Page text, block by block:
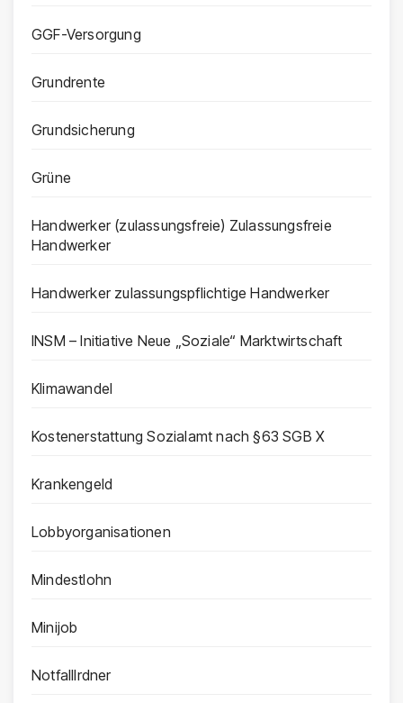
GGF-Versorgung
Grundrente
Grundsicherung
Grüne
Handwerker (zulassungsfreie) Zulassungsfreie
Handwerker
Handwerker zulassungspflichtige Handwerker
INSM – Initiative Neue „Soziale“ Marktwirtschaft
Klimawandel
Kostenerstattung Sozialamt nach §63 SGB X
Krankengeld
Lobbyorganisationen
Mindestlohn
Minijob
Notfalllrdner